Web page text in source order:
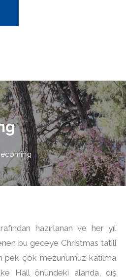
hazırlanan ve her yıl
bu geceye Christmas tatili
pek çok mezunumuz katılma
Hall önündeki alanda, dış